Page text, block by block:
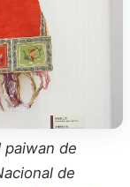
paiwan de
de